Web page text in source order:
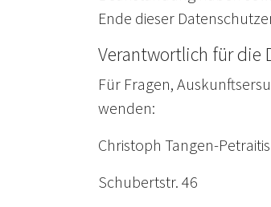
Ende dieser
Verantwortlich für die
Für Fragen,
wenden:
Christoph Tangen-Petraitis
Schubertstr. 46